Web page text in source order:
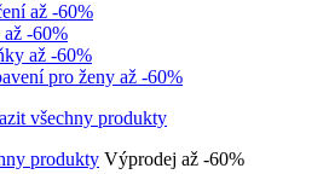
až -60%
-60%
až -60%
pro ženy až -60%
produkty Výprodej až -60%